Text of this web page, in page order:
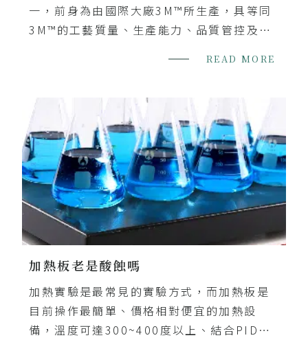
一，前身為由國際大廠3M™所生產，具等同
3M™的工藝質量、生產能力、品質管控及技
以上，為固相萃取應用領域之佼佼者。
吸附劑緊密的被包覆在PTFE纖維中，形成一
個高密度、非常穩固且平整均勻的結構，相
較一般SPE管柱的吸附劑顆粒，使用了更少
的吸附劑體積，但會有更長的擴散流路路徑
達到更傑出的萃取效果。
READ MORE
加熱板老是酸蝕嗎
加熱實驗是最常見的實驗方式，而加熱板是
目前操作最簡單、價格相對便宜的加熱設
備，溫度可達300~400度以上、結合PID控